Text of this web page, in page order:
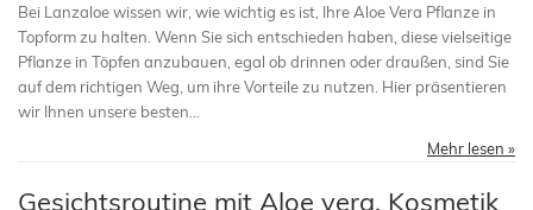
Bei Lanzaloe wissen wir, wie wichtig es ist, Ihre Aloe Vera Pflanze in
Topform zu halten. Wenn Sie sich entschieden haben, diese vielseitige
Pflanze in Töpfen anzubauen, egal ob drinnen oder draußen, sind Sie
auf dem richtigen Weg, um ihre Vorteile zu nutzen. Hier präsentieren
wir Ihnen unsere besten...
Mehr lesen »
Gesichtsroutine mit Aloe vera. Kosmetik